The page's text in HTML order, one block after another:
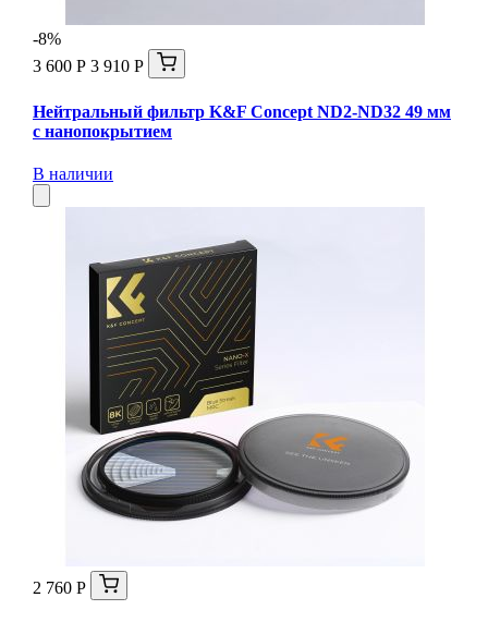
-8%
3 600 Р 3 910 Р
Нейтральный фильтр K&F Concept ND2-ND32 49 мм
с нанопокрытием
В наличии
2 760 Р